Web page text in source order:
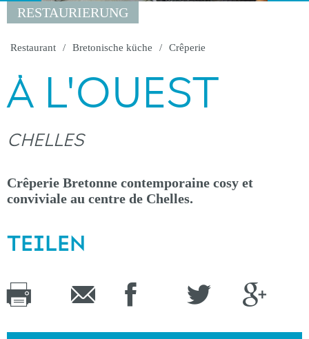
RESTAURIERUNG
Restaurant Bretonische küche Crêperie
À L'OUEST
CHELLES
Crêperie Bretonne contemporaine cosy et
conviviale au centre de Chelles.
TEILEN